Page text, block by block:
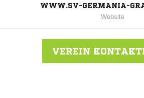
WWW.SV-GERMANIA-
Website
VEREIN